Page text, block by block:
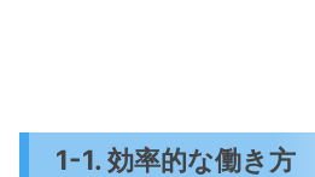
1-1. 効率的な働き方